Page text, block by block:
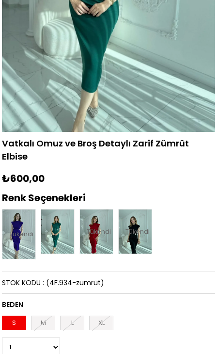
Vatkalı Omuz ve Broş Detaylı Zarif Zümrüt
Elbise
₺600,00
Renk Seçenekleri
Tükendi Tükendi Tükendi
(4F.934-zümrüt)
STOK KODU
BEDEN
S M L XL